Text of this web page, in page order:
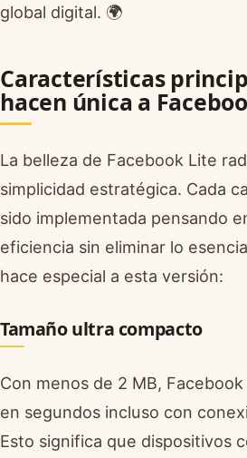
global digital. 🌍
Características
hacen única a
La belleza de Facebook Lite
simplicidad estratégica. Cada
sido implementada pensando
eficiencia sin eliminar lo
hace especial a esta versión:
Tamaño ultra compacto
Con menos de 2 MB,
en segundos incluso con
Esto significa que dispositivos